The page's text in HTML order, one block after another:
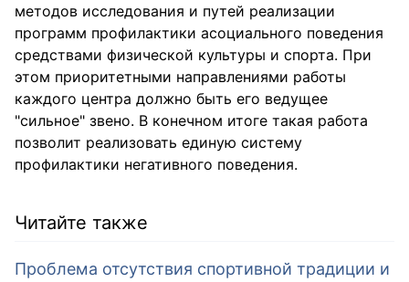
методов исследования и путей реализации
программ профилактики асоциального поведения
средствами физической культуры и спорта. При
этом приоритетными направлениями работы
каждого центра должно быть его ведущее
"сильное" звено. В конечном итоге такая работа
позволит реализовать единую систему
профилактики негативного поведения.
Читайте также
Проблема отсутствия спортивной традиции и